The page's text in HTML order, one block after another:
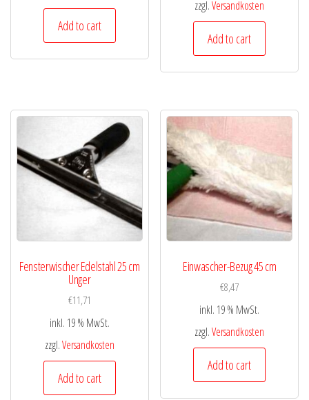
Add to cart
zzgl.Versandkosten
Add to cart
Fensterwischer Edelstahl 25 cm
Unger
€11,71
inkl. 19 % MwSt.
zzgl.Versandkosten
Add to cart
Einwascher-Bezug 45 cm
€8,47
inkl. 19 % MwSt.
zzgl.Versandkosten
Add to cart